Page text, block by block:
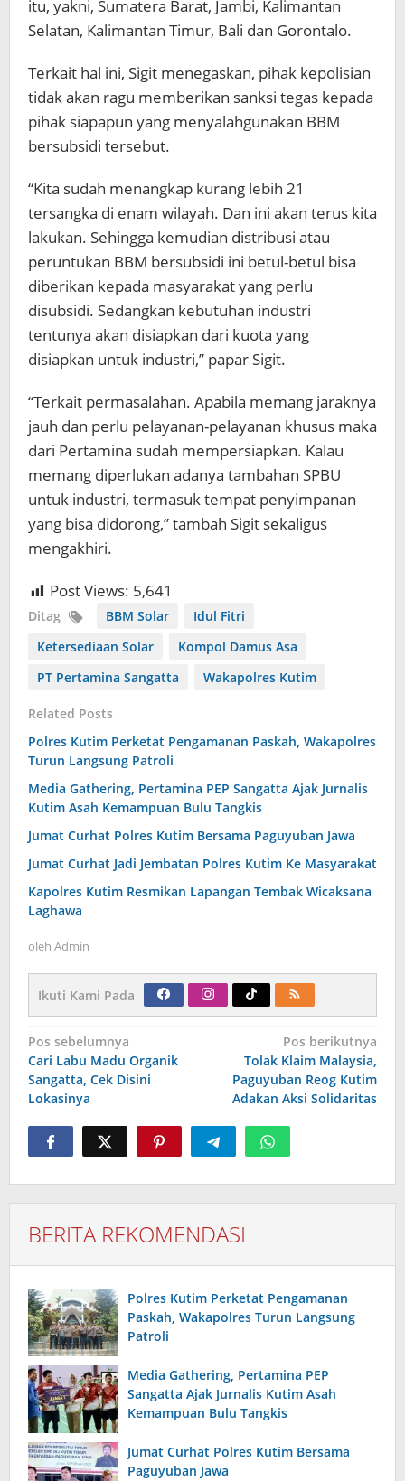
itu, yakni, Sumatera Barat, Jambi, Kalimantan
Selatan, Kalimantan Timur, Bali dan Gorontalo.
Terkait hal ini, Sigit menegaskan, pihak kepolisian
tidak akan ragu memberikan sanksi tegas kepada
pihak siapapun yang menyalahgunakan BBM
bersubsidi tersebut.
“Kita sudah menangkap kurang lebih 21
tersangka di enam wilayah. Dan ini akan terus kita
lakukan. Sehingga kemudian distribusi atau
peruntukan BBM bersubsidi ini betul-betul bisa
diberikan kepada masyarakat yang perlu
disubsidi. Sedangkan kebutuhan industri
tentunya akan disiapkan dari kuota yang
disiapkan untuk industri,” papar Sigit.
“Terkait permasalahan. Apabila memang jaraknya
jauh dan perlu pelayanan-pelayanan khusus maka
dari Pertamina sudah mempersiapkan. Kalau
memang diperlukan adanya tambahan SPBU
untuk industri, termasuk tempat penyimpanan
yang bisa didorong,” tambah Sigit sekaligus
mengakhiri.
Post Views: 5,641
Ditag BBM Solar
Idul Fitri
Ketersediaan Solar
Kompol Damus Asa
PT Pertamina Sangatta
Wakapolres Kutim
Related Posts
Polres Kutim Perketat Pengamanan Paskah, Wakapolres
Turun Langsung Patroli
Media Gathering, Pertamina PEP Sangatta Ajak Jurnalis
Kutim Asah Kemampuan Bulu Tangkis
Jumat Curhat Polres Kutim Bersama Paguyuban Jawa
Jumat Curhat Jadi Jembatan Polres Kutim Ke Masyarakat
Kapolres Kutim Resmikan Lapangan Tembak Wicaksana
Laghawa
oleh Admin
Ikuti Kami Pada
Navigasi
pos
Pos sebelumnya
Cari Labu Madu Organik
Sangatta, Cek Disini
Lokasinya
Pos berikutnya
Tolak Klaim Malaysia,
Paguyuban Reog Kutim
Adakan Aksi Solidaritas
BERITA REKOMENDASI
Polres Kutim Perketat Pengamanan
Paskah, Wakapolres Turun Langsung
Patroli
Media Gathering, Pertamina PEP
Sangatta Ajak Jurnalis Kutim Asah
Kemampuan Bulu Tangkis
Jumat Curhat Polres Kutim Bersama
Paguyuban Jawa